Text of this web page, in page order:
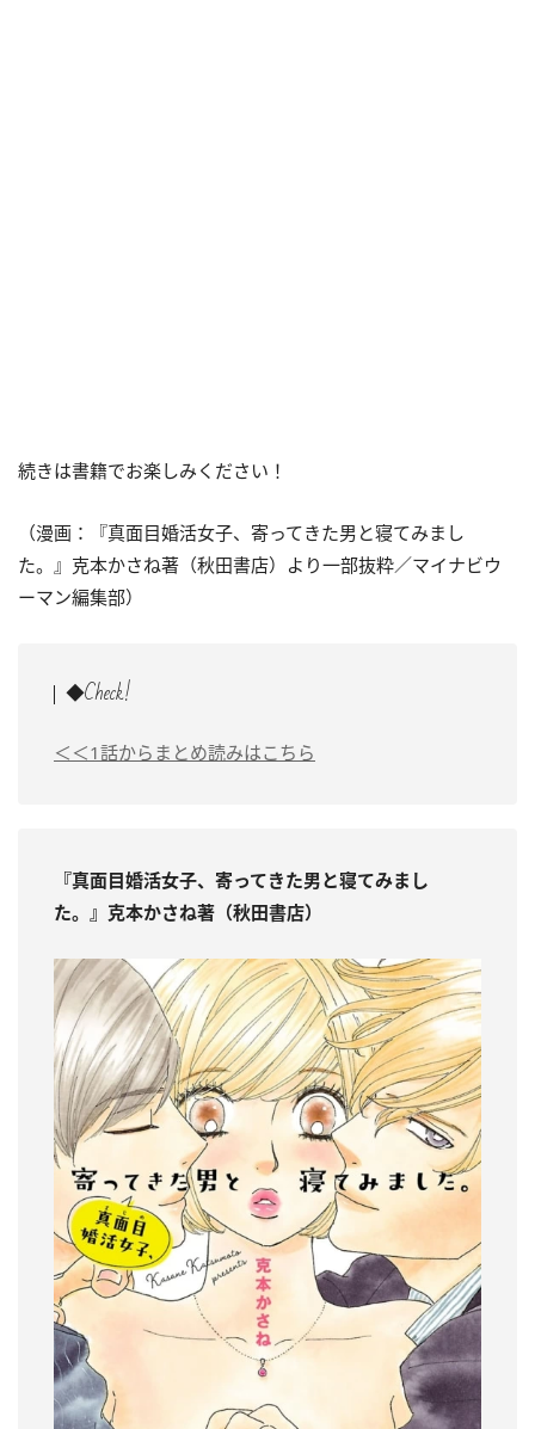
続きは書籍でお楽しみください！
（漫画：『真面目婚活女子、寄ってきた男と寝てみまし
た。』克本かさね著（秋田書店）より一部抜粋／マイナビウ
ーマン編集部）
◆Check!
＜＜1話からまとめ読みはこちら
『真面目婚活女子、寄ってきた男と寝てみまし
た。』克本かさね著（秋田書店）